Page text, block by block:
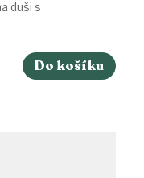
Do košíku
duši s